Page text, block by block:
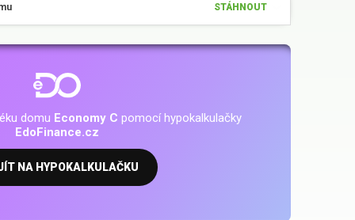
STÁHNOUT
domu Economy C pomocí hypokalkulačky
EdoFinance.cz
NA HYPOKALKULAČKU